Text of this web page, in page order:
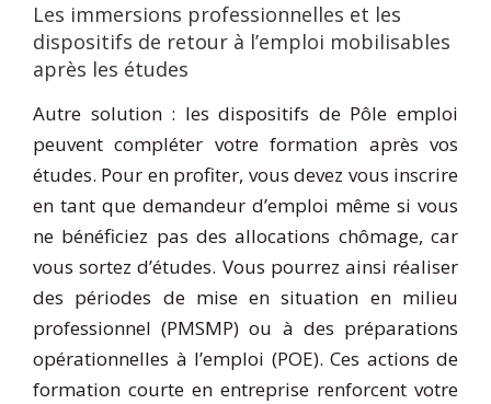
Les immersions professionnelles et les
dispositifs de retour à l’emploi mobilisables
après les études
Autre solution : les dispositifs de Pôle emploi
peuvent compléter votre formation après vos
études. Pour en profiter, vous devez vous inscrire
en tant que demandeur d’emploi même si vous
ne bénéficiez pas des allocations chômage, car
vous sortez d’études. Vous pourrez ainsi réaliser
des périodes de mise en situation en milieu
professionnel (PMSMP) ou à des préparations
opérationnelles à l’emploi (POE). Ces actions de
formation courte en entreprise renforcent votre